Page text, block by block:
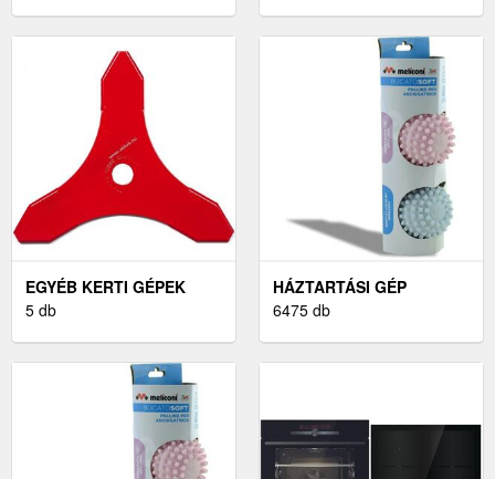
EGYÉB KERTI GÉPEK
5 db
HÁZTARTÁSI GÉP
6475 db